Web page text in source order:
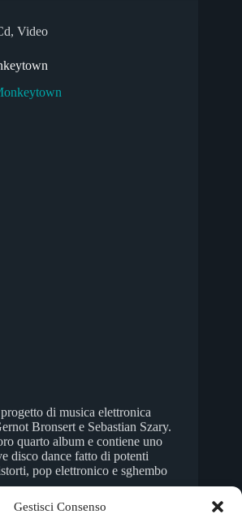
Gestisci Consenso
Video
di musica elettronica
Bronsert e Sebastian Szary.
quarto album e contiene uno
disco dance fatto di potenti
pop elettronico e sghembo